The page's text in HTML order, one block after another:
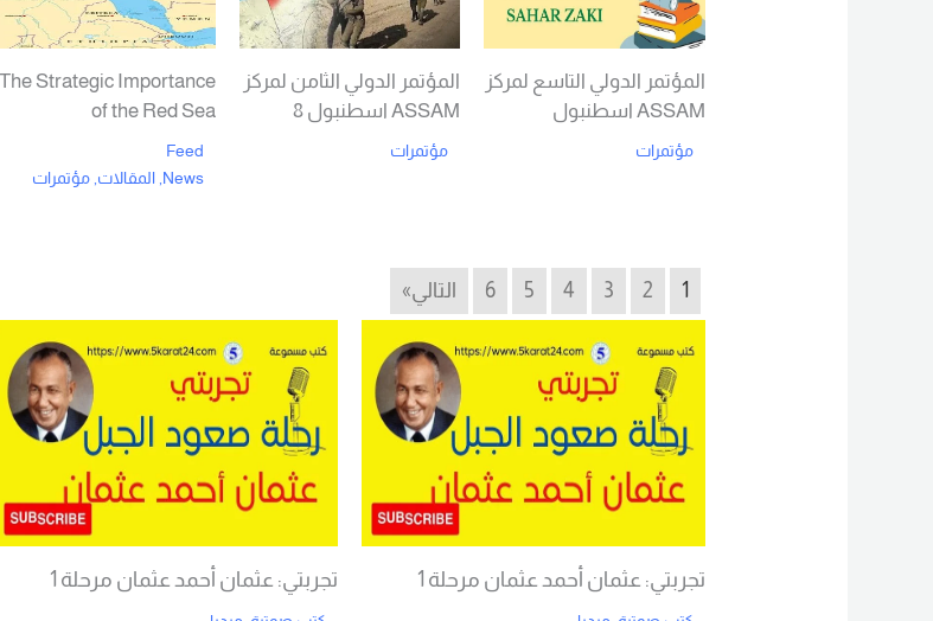
المؤتمر الدولي التاسع لمركز
ASSAM اسطنبول
مؤتمرات
المؤتمر الدولي الثامن لمركز
ASSAM اسطنبول 8
مؤتمرات
The Strategic Importance
of the Red Sea
Feed
News
,المقالات ,مؤتمرات
1
2
3
4
5
6 التالي»
تجربتي: عثمان أحمد عثمان مرحلة 1 تجربتي: عثمان أحمد عثمان مرحلة 1